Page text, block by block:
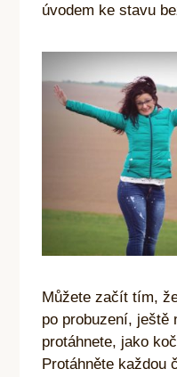
úvodem ke stavu
Můžete začít tím,
po probuzení, ještě
protáhnete, jako
Protáhněte každou